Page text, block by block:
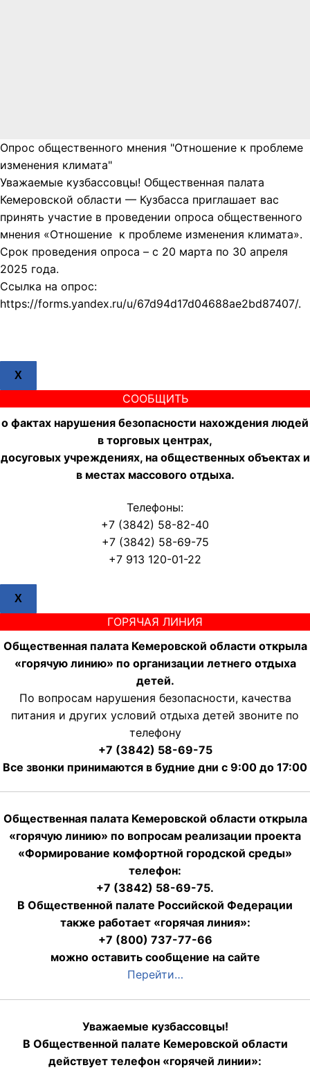
Опрос общественного мнения "Отношение к проблеме
изменения климата"
Уважаемые кузбассовцы! Общественная палата
Кемеровской области — Кузбасса приглашает вас
принять участие в проведении опроса общественного
мнения «Отношение к проблеме изменения климата».
Срок проведения опроса – с 20 марта по 30 апреля
2025 года.
Ссылка на опрос:
https://forms.yandex.ru/u/67d94d17d04688ae2bd87407/.
X
СООБЩИТЬ
о фактах нарушения безопасности нахождения людей
в торговых центрах,
досуговых учреждениях, на общественных объектах и
в местах массового отдыха.
Телефоны:
+7 (3842) 58-82-40
+7 (3842) 58-69-75
+7 913 120-01-22
X
ГОРЯЧАЯ ЛИНИЯ
Общественная палата Кемеровской области открыла
«горячую линию» по организации летнего отдыха
детей.
По вопросам нарушения безопасности, качества
питания и других условий отдыха детей звоните по
телефону
+7 (3842) 58-69-75
Все звонки принимаются в будние дни с 9:00 до 17:00
Общественная палата Кемеровской области открыла
«горячую линию» по вопросам реализации проекта
«Формирование комфортной городской среды»
телефон:
+7 (3842) 58-69-75.
В Общественной палате Российской Федерации
также работает «горячая линия»:
+7 (800) 737-77-66
можно оставить сообщение на сайте
Перейти…
Уважаемые кузбассовцы!
В Общественной палате Кемеровской области
действует телефон «горячей линии»: